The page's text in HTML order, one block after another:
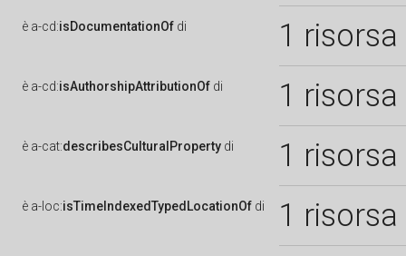
è a-cd:isDocumentationOf di 1 risorsa
è a-cd:isAuthorshipAttributionOf di 1 risorsa
è a-cat:describesCulturalProperty di 1 risorsa
è a-loc:isTimeIndexedTypedLocationOf di 1 risorsa